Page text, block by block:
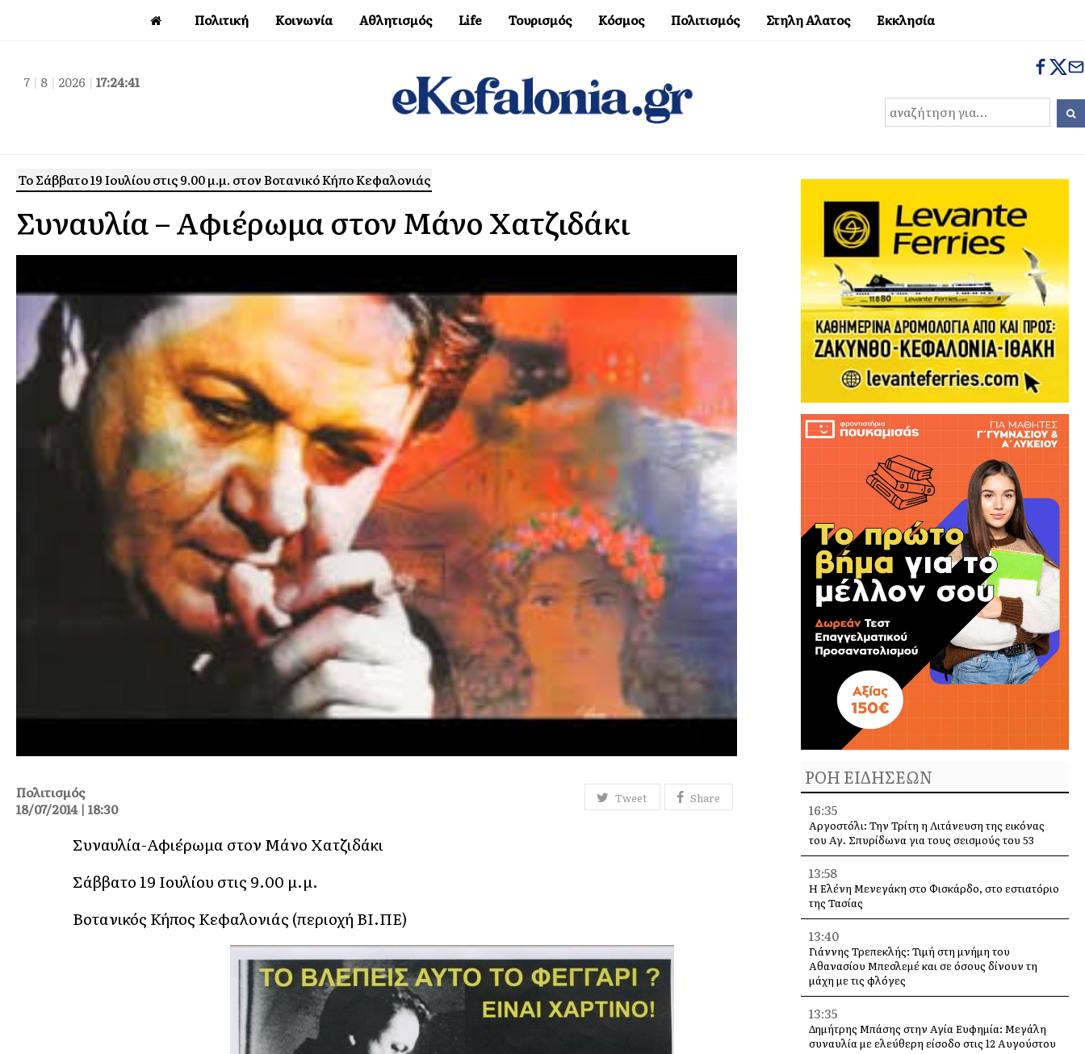
Πολιτική Κοινωνία Αθλητισμός Life Τουρισμός Κόσμος Πολιτισμός Στηλη Αλατος Εκκλησία
7 | 8 | 2026 | 17:24:42
Το Σάββατο 19 Ιουλίου στις 9.00 μ.μ. στον Βοτανικό Κήπο Κεφαλονιάς
Συναυλία – Αφιέρωμα στον Μάνο Χατζιδάκι
Tweet Share
Πολιτισμός
18/07/2014 | 18:30
Συναυλία-Αφιέρωμα στον Μάνο Χατζιδάκι
Σάββατο 19 Ιουλίου στις 9.00 μ.μ.
Βοτανικός Κήπος Κεφαλονιάς (περιοχή ΒΙ.ΠΕ)
ΡΟΗ ΕΙΔΗΣΕΩΝ
16:35
Αργοστόλι: Την Τρίτη η Λιτάνευση της εικόνας
του Αγ. Σπυρίδωνα για τους σεισμούς του 53
13:58
Η Ελένη Μενεγάκη στο Φισκάρδο, στο εστιατόριο
της Τασίας
13:40
Γιάννης Τρεπεκλής: Τιμή στη μνήμη του
Αθανασίου Μπεσλεμέ και σε όσους δίνουν τη
μάχη με τις φλόγες
13:35
Δημήτρης Μπάσης στην Αγία Ευφημία: Μεγάλη
συναυλία με ελεύθερη είσοδο στις 12 Αυγούστου